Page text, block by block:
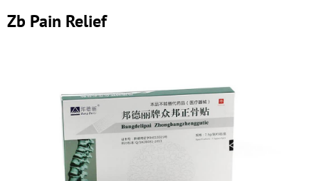
Zb Pain Relief